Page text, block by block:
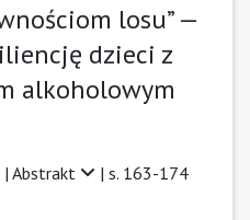
losu” —
dzieci z
alkoholowym
Abstrakt | s. 163-174